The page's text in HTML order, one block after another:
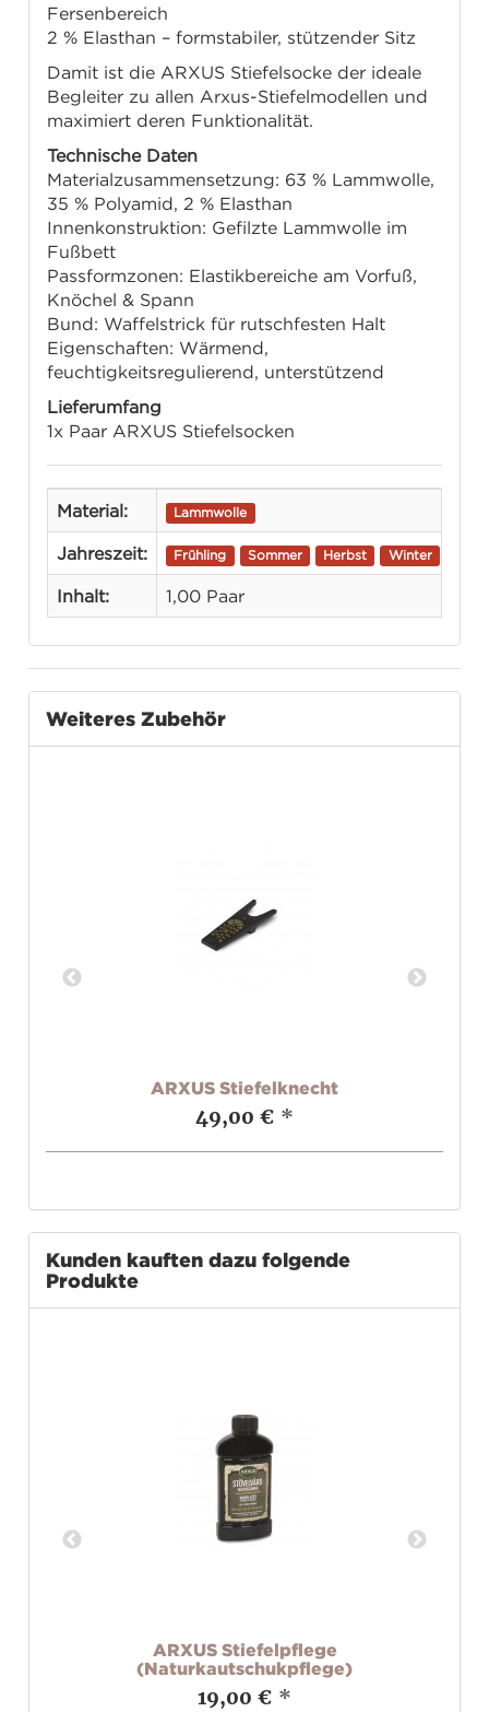
Fersenbereich
2 % Elasthan – formstabiler, stützender Sitz
Damit ist die ARXUS Stiefelsocke der ideale
Begleiter zu allen Arxus-Stiefelmodellen und
maximiert deren Funktionalität.
Technische Daten
Materialzusammensetzung: 63 % Lammwolle,
35 % Polyamid, 2 % Elasthan
Innenkonstruktion: Gefilzte Lammwolle im
Fußbett
Passformzonen: Elastikbereiche am Vorfuß,
Knöchel & Spann
Bund: Waffelstrick für rutschfesten Halt
Eigenschaften: Wärmend,
feuchtigkeitsregulierend, unterstützend
Lieferumfang
1x Paar ARXUS Stiefelsocken
Material: Lammwolle
Jahreszeit: Frühling Sommer Herbst Winter
Inhalt: 1,00 Paar
Weiteres Zubehör
ARXUS Stiefelknecht
49,00 € *
Kunden kauften dazu folgende
Produkte
ARXUS Stiefelpflege
(Naturkautschukpflege)
19,00 € *